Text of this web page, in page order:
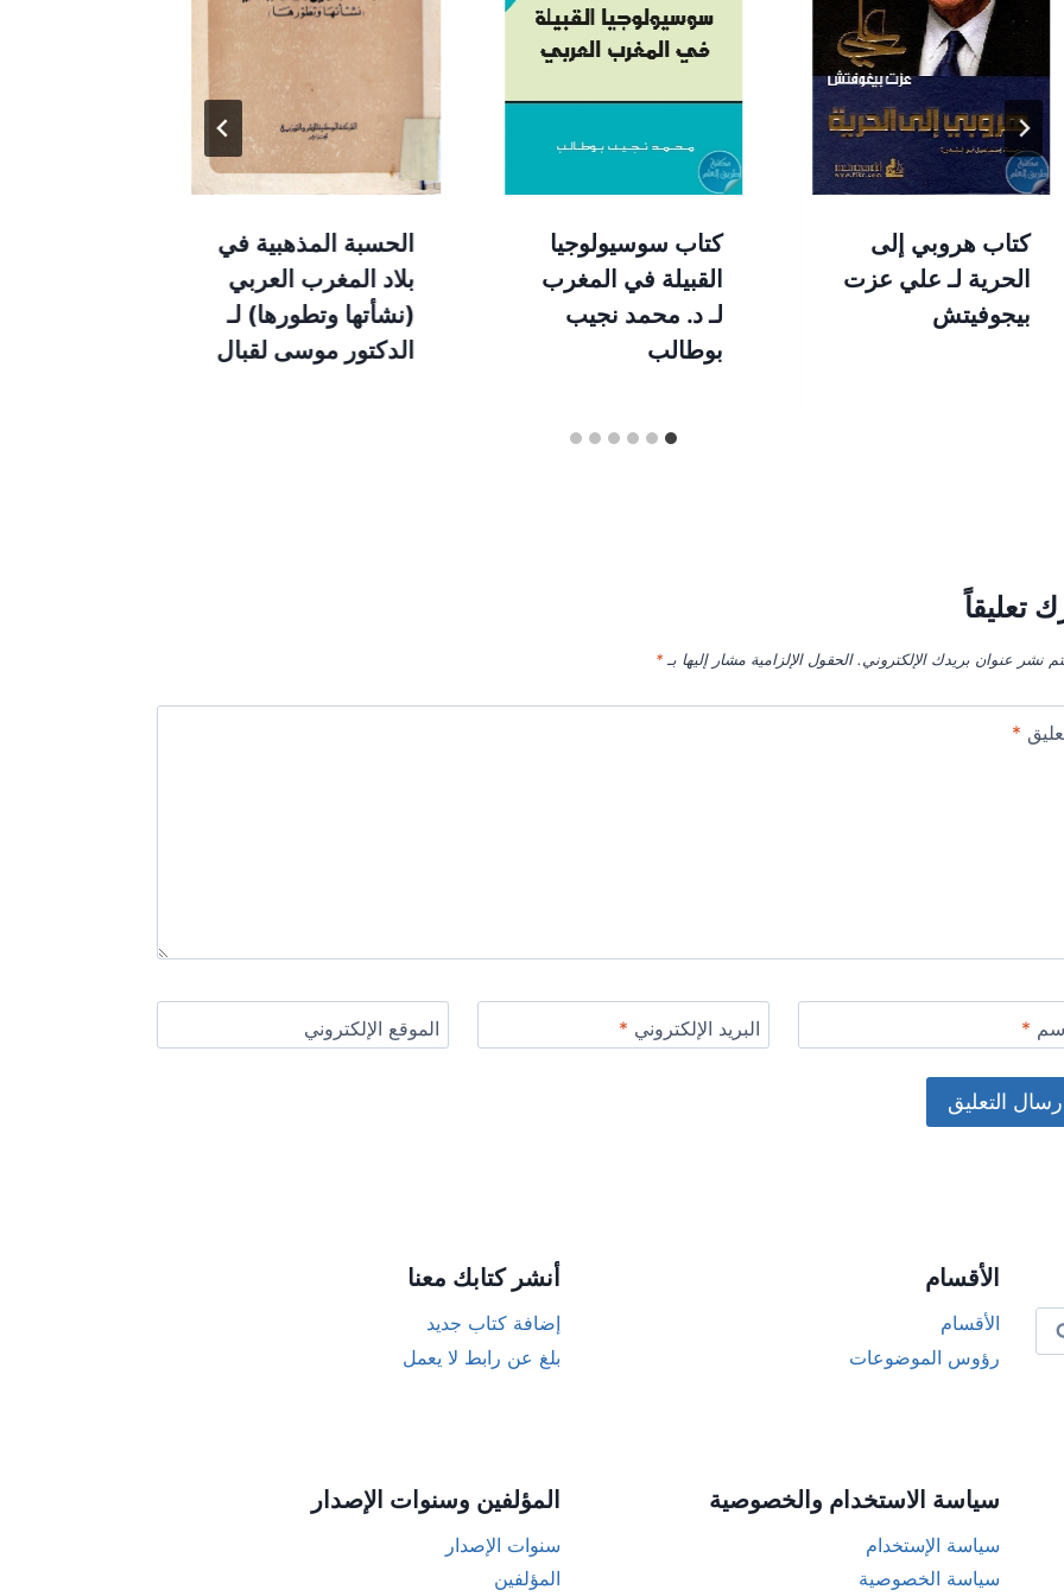
كتاب هروبي إلى
الحرية لـ علي عزت
بيجوفيتش
كتاب سوسيولوجيا
القبيلة في المغرب
لـ د. محمد نجيب
بوطالب
الحسبة المذهبية في
بلاد المغرب العربي
(نشأتها وتطورها) لـ
الدكتور موسى لقبال
تعليقاً
نشر عنوان بريدك الإلكتروني. الحقول الإلزامية مشار إليها بـ*
*
* البريد الإلكتروني * الموقع الإلكتروني
الأقسام
الأقسام
رؤوس الموضوعات
أنشر كتابك معنا
إضافة كتاب جديد
بلغ عن رابط لا يعمل
سياسة الاستخدام والخصوصية
سياسة الإستخدام
سياسة الخصوصية
المؤلفين وسنوات الإصدار
سنوات الإصدار
المؤلفين